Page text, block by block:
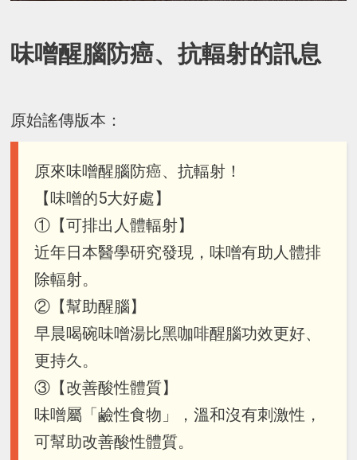
味噌醒腦防癌、抗輻射的訊息
原始謠傳版本：
原來味噌醒腦防癌、抗輻射！
【味噌的5大好處】
①【可排出人體輻射】
近年日本醫學研究發現，味噌有助人體排
除輻射。
②【幫助醒腦】
早晨喝碗味噌湯比黑咖啡醒腦功效更好、
更持久。
③【改善酸性體質】
味噌屬「鹼性食物」，溫和沒有刺激性，
可幫助改善酸性體質。